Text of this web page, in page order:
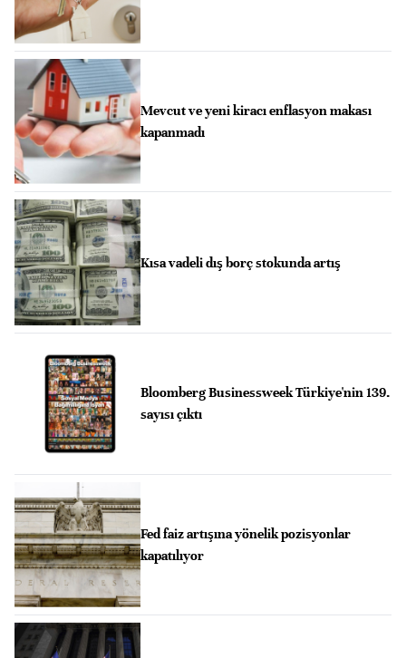
Mevcut ve yeni kiracı enflasyon makası
kapanmadı
Kısa vadeli dış borç stokunda artış
Bloomberg Businessweek Türkiye'nin 139.
sayısı çıktı
Fed faiz artışına yönelik pozisyonlar
kapatılıyor